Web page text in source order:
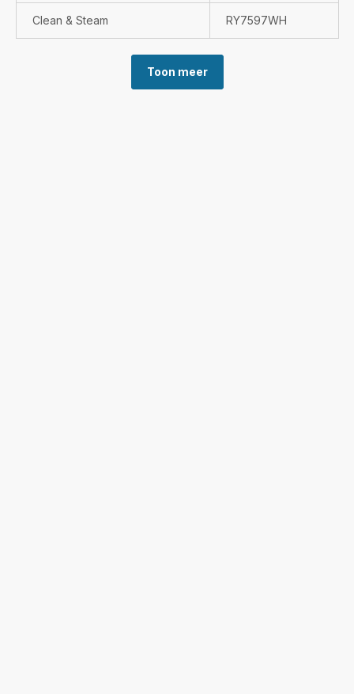
Clean & Steam RY7597WH
Toon meer